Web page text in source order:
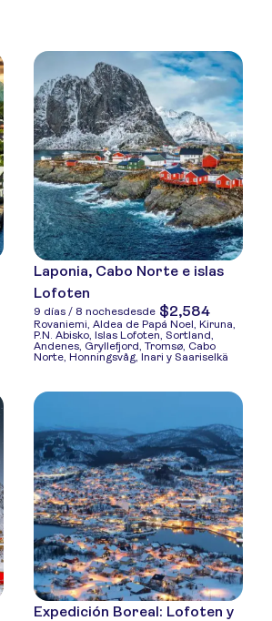
Laponia, Cabo Norte e islas
Lofoten
9 días / 8 nochesdesde $2,584
Rovaniemi, Aldea de Papá Noel, Kiruna,
P.N. Abisko, Islas Lofoten, Sortland,
Andenes, Gryllefjord, Tromsø, Cabo
Norte, Honningsvåg, Inari y Saariselkä
Expedición Boreal: Lofoten y